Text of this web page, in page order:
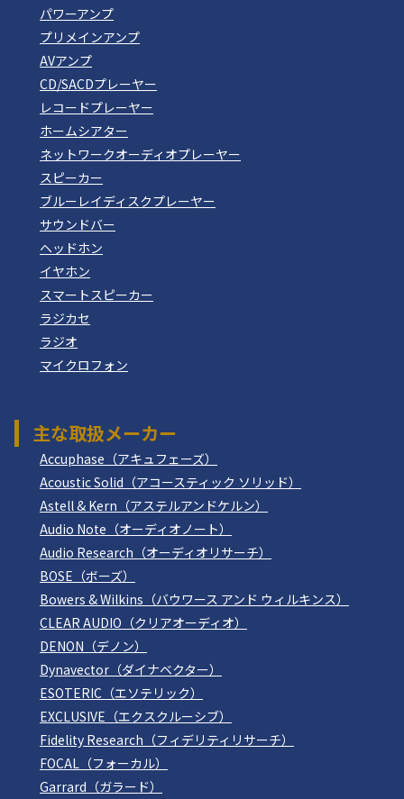
パワーアンプ
プリメインアンプ
AVアンプ
CD/SACDプレーヤー
レコードプレーヤー
ホームシアター
ネットワークオーディオプレーヤー
スピーカー
ブルーレイディスクプレーヤー
サウンドバー
ヘッドホン
イヤホン
スマートスピーカー
ラジカセ
ラジオ
マイクロフォン
主な取扱メーカー
Accuphase（アキュフェーズ）
Acoustic Solid（アコースティック ソリッド）
Astell & Kern（アステルアンドケルン）
Audio Note（オーディオノート）
Audio Research（オーディオリサーチ）
BOSE（ボーズ）
Bowers & Wilkins（バウワース アンド ウィルキンス）
CLEAR AUDIO（クリアオーディオ）
DENON（デノン）
Dynavector（ダイナベクター）
ESOTERIC（エソテリック）
EXCLUSIVE（エクスクルーシブ）
Fidelity Research（フィデリティリサーチ）
FOCAL（フォーカル）
Garrard（ガラード）